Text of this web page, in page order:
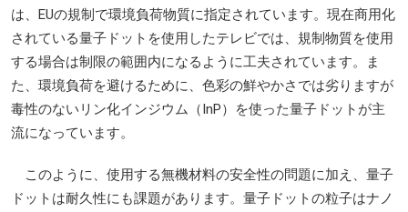
は、EUの規制で環境負荷物質に指定されています。現在商用化
されている量子ドットを使用したテレビでは、規制物質を使用
する場合は制限の範囲内になるように工夫されています。ま
た、環境負荷を避けるために、色彩の鮮やかさでは劣りますが
毒性のないリン化インジウム（InP）を使った量子ドットが主
流になっています。
このように、使用する無機材料の安全性の問題に加え、量子
ドットは耐久性にも課題があります。量子ドットの粒子はナノ